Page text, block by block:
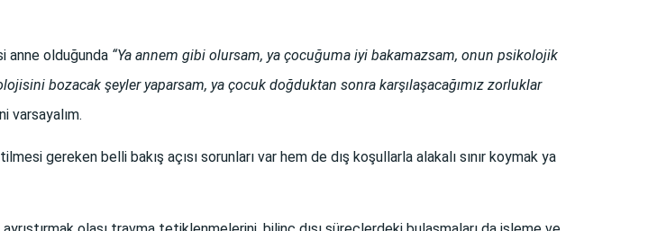
anne olduğunda “Ya annem gibi olursam, ya çocuğuma iyi bakamazsam, onun psikolojik
bozacak şeyler yaparsam, ya çocuk doğduktan sonra karşılaşacağımız zorluklar
varsayalım.
gereken belli bakış açısı sorunları var hem de dış koşullarla alakalı sınır koymak ya